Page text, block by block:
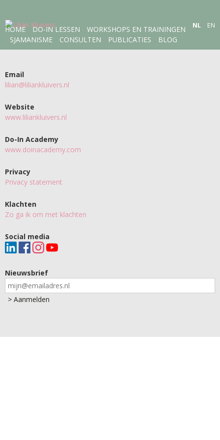
HOME DO-IN LESSEN
WORKSHOPS EN TRAININGEN
SJAMANISME
CONSULTEN PUBLICATIES BLOG
NL EN
Email
lilian@liliankluivers.nl
Website
www.liliankluivers.nl
Do-In Academy
www.doinacademy.com
Privacy
Privacy statement
Klachten
Zo ga ik om met klachten
Social media
Nieuwsbrief
Aanmelden